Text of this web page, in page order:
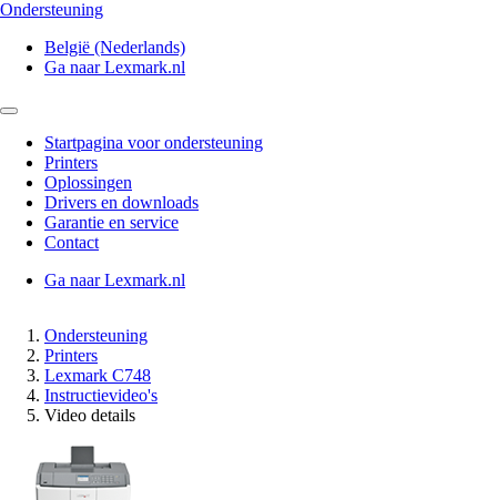
Ondersteuning
België (Nederlands)
Ga naar Lexmark.nl
Startpagina voor ondersteuning
Printers
Oplossingen
Drivers en downloads
Garantie en service
Contact
Ga naar Lexmark.nl
Ondersteuning
Printers
Lexmark C748
Instructievideo's
Video details